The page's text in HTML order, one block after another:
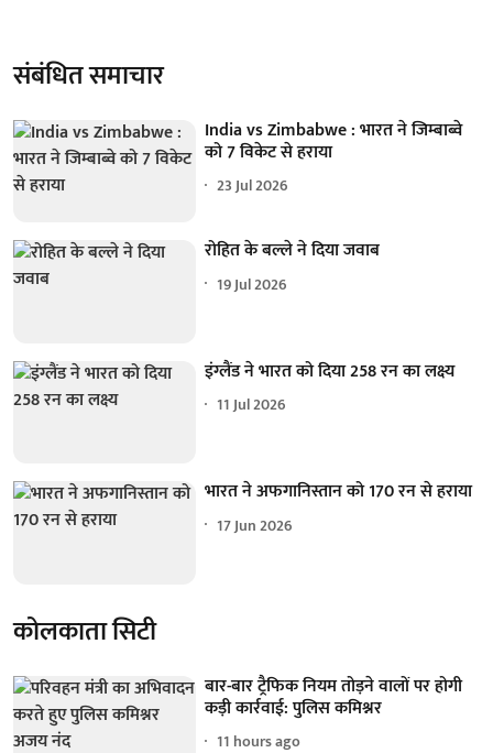
संबंधित समाचार
India vs Zimbabwe : भारत ने जिम्बाब्वे
को 7 विकेट से हराया
23 Jul 2026
रोहित के बल्ले ने दिया जवाब
19 Jul 2026
इंग्लैंड ने भारत को दिया 258 रन का लक्ष्य
11 Jul 2026
भारत ने अफगानिस्तान को 170 रन से हराया
17 Jun 2026
कोलकाता सिटी
बार-बार ट्रैफिक नियम तोड़ने वालों पर होगी
कड़ी कार्रवाई: पुलिस कमिश्नर
11 hours ago